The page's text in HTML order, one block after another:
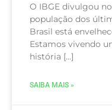
O IBGE divulgou
população dos
Brasil está
Estamos vivendo
história […]
SAIBA MAIS »